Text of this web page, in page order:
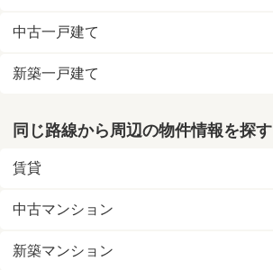
中古一戸建て
新築一戸建て
同じ路線から周辺の物件情報を探す
賃貸
中古マンション
新築マンション